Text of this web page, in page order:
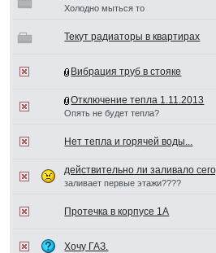
Холодно мыться то
Текут радиаторы в квартирах
Вибрация труб в стояке
Отключение тепла 1.11.2013
Опять не будет тепла?
Нет тепла и горячей воды...
действительно ли заливало
заливает первые этажи????
Протечка в корпусе 1А
Хочу ГАЗ.